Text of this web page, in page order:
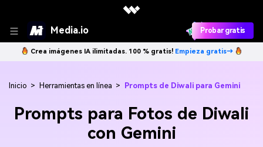
Media.io Probar gratis
Crea imágenes IA ilimitadas. 100 % gratis! Empieza gratis→
Inicio > Herramientas en línea > Prompts de Diwali para Gemini
Prompts para Fotos de Diwali
con Gemini